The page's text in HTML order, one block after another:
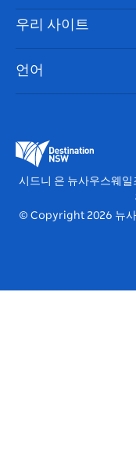
쿠키 고지
할 일
이벤트
숙소
여행 정보
시드니 접근성
귀하의 사업을 등록하
우리 사이트
뉴사우스웨일즈주관
비비드 시드니(Vivid
언어
시드니 은 뉴사우스웨
© Copyright 2026 뉴